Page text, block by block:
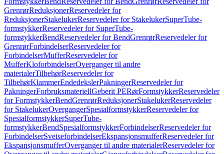
GrenrørReduksjonerReservedeler for
ReduksjonerStakelukerReservedeler for StakelukerSuperTube-
formstykkerReservedeler for SuperTube-
formstykkerBendReservedeler for BendGrenrørReservedeler for
GrenrørForbindelserReservedeler for
ForbindelserMufferReservedeler for
MufferKloforbindelserOverganger til andre
materialerTilbehørReservedeler for
TilbehørKlammerEndedekslerPakningerReservedeler for
PakningerForbruksmateriellGeberit PERørFormstykkerReservedeler
for FormstykkerBendGrenrørReduksjonerStakelukerReservedeler
for StakelukerOvergangerSpesialformstykkerReservedeler for
SpesialformstykkerSuperTube-
formstykkerBendSpesialformstykkerForbindelserReservedeler for
ForbindelserSveiseforbindelserEkspansjonsmufferReservedeler for
EkspansjonsmufferOverganger til andre materialerReservedeler for